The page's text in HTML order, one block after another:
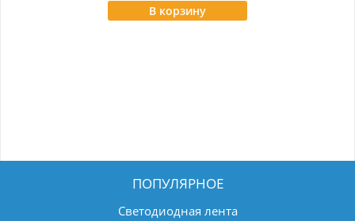
В корзину
ПОПУЛЯРНОЕ
Светодиодная лента